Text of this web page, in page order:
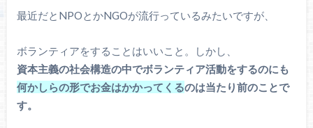
最近だとNPOとかNGOが流行っているみたいですが、
ボランティアをすることはいいこと。しかし、
資本主義の社会構造の中でボランティア活動をするのにも
何かしらの形でお金はかかってくるのは当たり前のことで
す。